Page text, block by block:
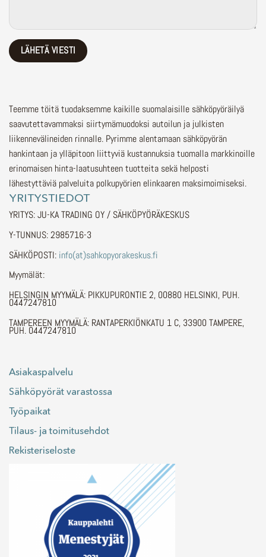
Teemme töitä tuodaksemme kaikille suomalaisille sähköpyöräilyä
saavutettavammaksi siirtymämuodoksi autoilun ja julkisten
liikennevälineiden rinnalle. Pyrimme alentamaan sähköpyörän
hankintaan ja ylläpitoon liittyviä kustannuksia tuomalla markkinoille
erinomaisen hinta-laatusuhteen tuotteita sekä helposti
lähestyttäviä palveluita polkupyörien elinkaaren maksimoimiseksi.
YRITYSTIEDOT
YRITYS: JU-KA TRADING OY / SÄHKÖPYÖRÄKESKUS
Y-TUNNUS: 2985716-3
SÄHKÖPOSTI: info(at)sahkopyorakeskus.fi
Myymälät:
HELSINGIN MYYMÄLÄ: PIKKUPURONTIE 2, 00880 HELSINKI, PUH.
0447247810
TAMPEREEN MYYMÄLÄ: RANTAPERKIÖNKATU 1 C, 33900 TAMPERE,
PUH. 0447247810
Asiakaspalvelu
Sähköpyörät varastossa
Työpaikat
Tilaus- ja toimitusehdot
Rekisteriseloste